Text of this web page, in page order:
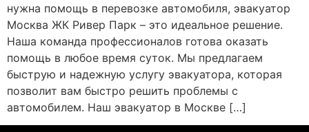
нужна помощь в перевозке автомобиля, эвакуатор
Москва ЖК Ривер Парк – это идеальное решение.
Наша команда профессионалов готова оказать
помощь в любое время суток. Мы предлагаем
быструю и надежную услугу эвакуатора, которая
позволит вам быстро решить проблемы с
автомобилем. Наш эвакуатор в Москве […]